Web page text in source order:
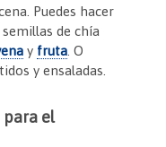
Puedes hacer
de chía
y fruta . O
y ensaladas.
para el